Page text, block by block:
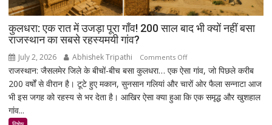
कुलधरा: एक रात में उजड़ा पूरा गाँव! 200 साल बाद भी क्यों नहीं बसा
राजस्थान का सबसे रहस्यमयी गांव?
July 2, 2026 Abhishek Tripathi Comments Offon
कुलधरा:
एक
रात
राजस्थान: जैसलमेर जिले के बीचों-बीच बसा कुलधरा… एक ऐसा गांव, जो पिछले करीब
200 वर्षों से वीरान है। टूटे हुए मकान, सुनसान गलियां और चारों ओर फैला सन्नाटा आज
भी इस जगह को रहस्य से भर देता है। आखिर ऐसा क्या हुआ कि एक समृद्ध और खुशहाल
गांव...